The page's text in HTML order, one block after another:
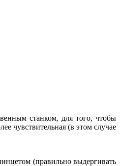
станком, для того, чтобы
чувствительная (в этом случае
(правильно выдергивать